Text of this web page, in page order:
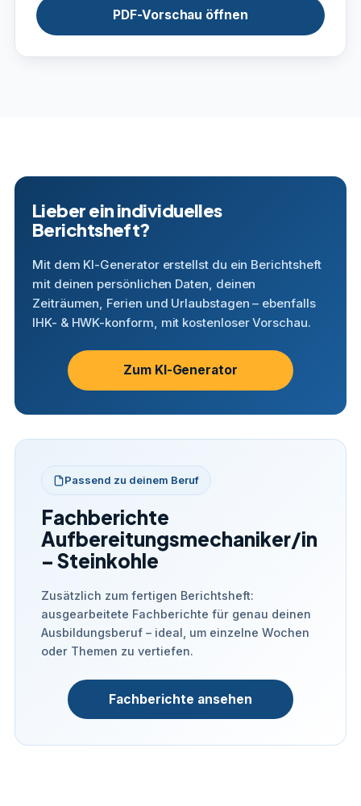
PDF-Vorschau öffnen
Lieber ein individuelles
Berichtsheft?
Mit dem KI-Generator erstellst du ein Berichtsheft
mit deinen persönlichen Daten, deinen
Zeiträumen, Ferien und Urlaubstagen – ebenfalls
IHK- & HWK-konform, mit kostenloser Vorschau.
Zum KI-Generator
Passend zu deinem Beruf
Fachberichte
Aufbereitungsmechaniker/in
– Steinkohle
Zusätzlich zum fertigen Berichtsheft:
ausgearbeitete Fachberichte für genau deinen
Ausbildungsberuf – ideal, um einzelne Wochen
oder Themen zu vertiefen.
Fachberichte ansehen